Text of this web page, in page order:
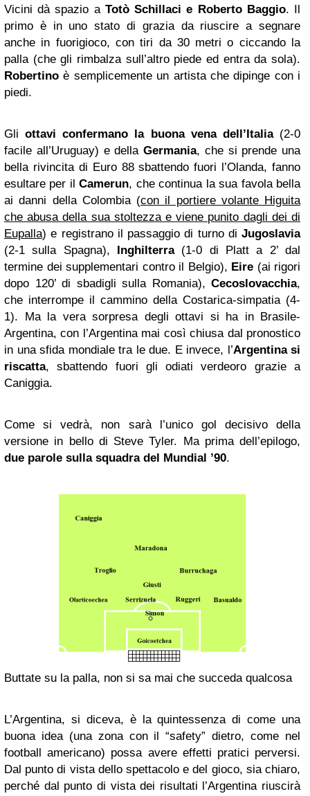
Vicini dà spazio a Totò Schillaci e Roberto Baggio. Il
primo è in uno stato di grazia da riuscire a segnare
anche in fuorigioco, con tiri da 30 metri o ciccando la
palla (che gli rimbalza sull’altro piede ed entra da sola).
Robertino è semplicemente un artista che dipinge con i
piedi.
Gliottavi confermano la buona vena dell’Italia(2-0
facile all’Uruguay) e della Germania, che si prende una
bella rivincita di Euro 88 sbattendo fuori l’Olanda, fanno
esultare per ilCamerun, che continua la sua favola bella
ai danni della Colombia (con il portiere volante Higuita
che abusa della sua stoltezza e viene punito dagli dei di
Eupalla) e registrano il passaggio di turno di Jugoslavia
(2-1 sulla Spagna), Inghilterra(1-0 di Platt a 2’ dal
termine dei supplementari contro il Belgio), Eire (ai rigori
dopo 120’ di sbadigli sulla Romania), Cecoslovacchia,
che interrompe il cammino della Costarica-simpatia (4-
1). Ma la vera sorpresa degli ottavi si ha in Brasile-
Argentina, con l’Argentina mai così chiusa dal pronostico
in una sfida mondiale tra le due. E invece, l’Argentina si
riscatta, sbattendo fuori gli odiati verdeoro grazie a
Caniggia.
Come si vedrà, non sarà l’unico gol decisivo della
versione in bello di Steve Tyler. Ma prima dell’epilogo,
due parole sulla squadra del Mundial ’90.
Buttate su la palla, non si sa mai che succeda qualcosa
L’Argentina, si diceva, è la quintessenza di come una
buona idea (una zona con il “safety” dietro, come nel
football americano) possa avere effetti pratici perversi.
Dal punto di vista dello spettacolo e del gioco, sia chiaro,
perché dal punto di vista dei risultati l’Argentina riuscirà